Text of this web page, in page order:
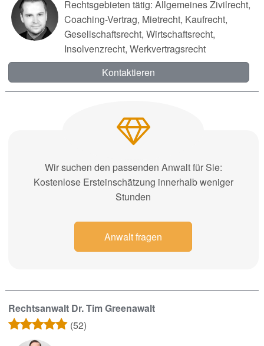
Rechtsgebieten tätig: Allgemeines Zivilrecht,
Coaching-Vertrag, Mietrecht, Kaufrecht,
Gesellschaftsrecht, Wirtschaftsrecht,
Insolvenzrecht, Werkvertragsrecht
Kontaktieren
Wir suchen den passenden Anwalt für Sie:
Kostenlose Ersteinschätzung innerhalb weniger
Stunden
Anwalt fragen
Rechtsanwalt Dr. Tim Greenawalt
(52)